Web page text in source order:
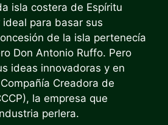
isla costera de Espíritu
para basar sus
de la isla pertenecía
Don Antonio Ruffo. Pero
ideas innovadoras y en
Creadora de
la empresa que
perlera.